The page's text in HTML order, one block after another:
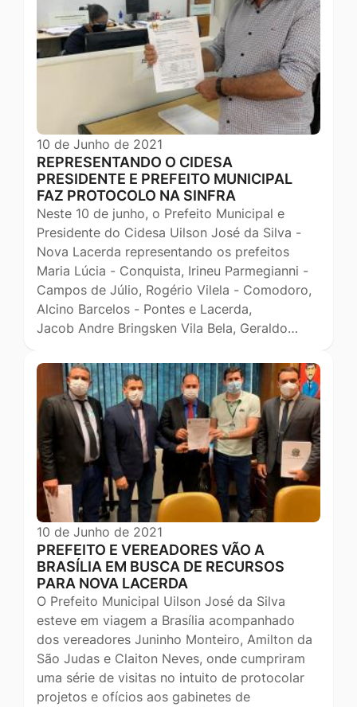
10 de Junho de 2021
REPRESENTANDO O CIDESA
PRESIDENTE E PREFEITO MUNICIPAL
FAZ PROTOCOLO NA SINFRA
Neste 10 de junho, o Prefeito Municipal e
Presidente do Cidesa Uilson José da Silva -
Nova Lacerda representando os prefeitos
Maria Lúcia - Conquista, Irineu Parmegianni -
Campos de Júlio, Rogério Vilela - Comodoro,
Alcino Barcelos - Pontes e Lacerda,
Jacob Andre Bringsken Vila Bela, Geraldo…
10 de Junho de 2021
PREFEITO E VEREADORES VÃO A
BRASÍLIA EM BUSCA DE RECURSOS
PARA NOVA LACERDA
O Prefeito Municipal Uilson José da Silva
esteve em viagem a Brasília acompanhado
dos vereadores Juninho Monteiro, Amilton da
São Judas e Claiton Neves, onde cumpriram
uma série de visitas no intuito de protocolar
projetos e ofícios aos gabinetes de